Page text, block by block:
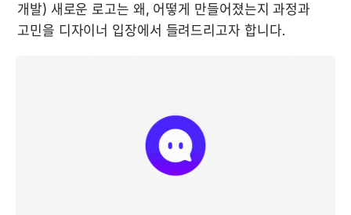
개발) 새로운 로고는 왜, 어떻게 만들어졌는지 과정과
고민을 디자이너 입장에서 들려드리고자 합니다.